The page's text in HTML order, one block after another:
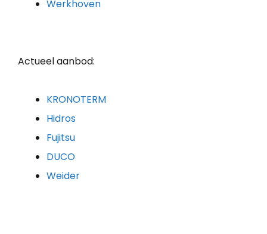
Werkhoven
Actueel aanbod:
KRONOTERM
Hidros
Fujitsu
DUCO
Weider